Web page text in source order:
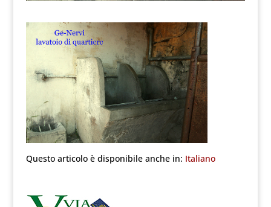
Questo articolo è disponibile anche in: Italiano